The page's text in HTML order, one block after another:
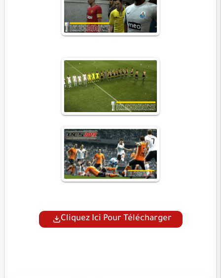
Cliquez Ici Pour Télécharger